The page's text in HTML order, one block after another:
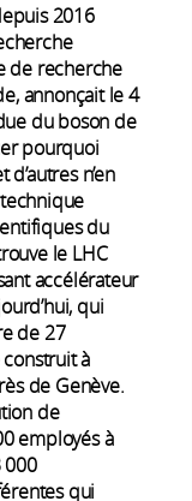
2016
de recherche
annonçait le 4
du boson de
pourquoi
n’en
du
le LHC
accélérateur
qui
de 27
à
de Genève.
de
employés à
000
qui